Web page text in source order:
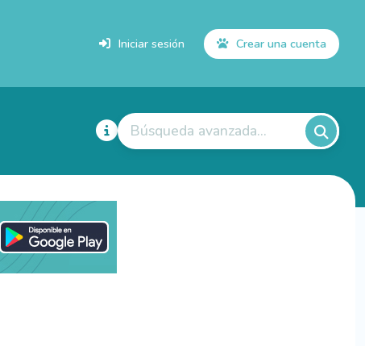
Iniciar sesión Crear una cuenta
Búsqueda avanzada...